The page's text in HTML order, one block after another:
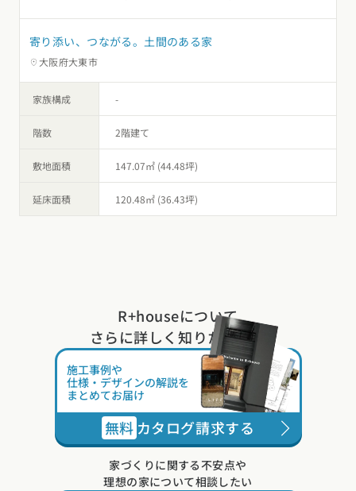
寄り添い、つながる。土間のある家
大阪府大東市
家族構成 -
階数 2階建て
敷地面積 147.07㎡ (44.48坪)
延床面積 120.48㎡ (36.43坪)
R+houseについて
さらに詳しく知りたい方は
施工事例や
仕様・デザインの解説を
まとめてお届け
無料 カタログ請求する
家づくりに関する不安点や
理想の家について相談したい